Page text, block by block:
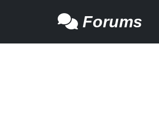
Forums